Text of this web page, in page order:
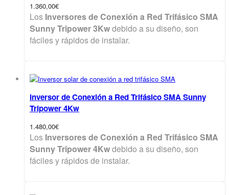
1.360,00€
Los Inversores de Conexión a Red Trifásico SMA
Sunny Tripower 3Kwdebido a su diseño, son
fáciles y rápidos de instalar.
Inversor de Conexión a Red Trifásico SMA Sunny
Tripower 4Kw
1.480,00€
Los Inversores de Conexión a Red Trifásico SMA
Sunny Tripower 4Kwdebido a su diseño, son
fáciles y rápidos de instalar.